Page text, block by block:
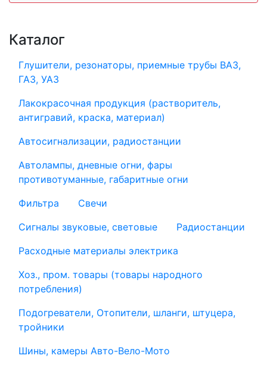
Каталог
Глушители, резонаторы, приемные трубы ВАЗ,
ГАЗ, УАЗ
Лакокрасочная продукция (растворитель,
антигравий, краска, материал)
Автосигнализации, радиостанции
Автолампы, дневные огни, фары
противотуманные, габаритные огни
Фильтра
Свечи
Сигналы звуковые, световые
Радиостанции
Расходные материалы электрика
Хоз., пром. товары (товары народного
потребления)
Подогреватели, Отопители, шланги, штуцера,
тройники
Шины, камеры Авто-Вело-Мото